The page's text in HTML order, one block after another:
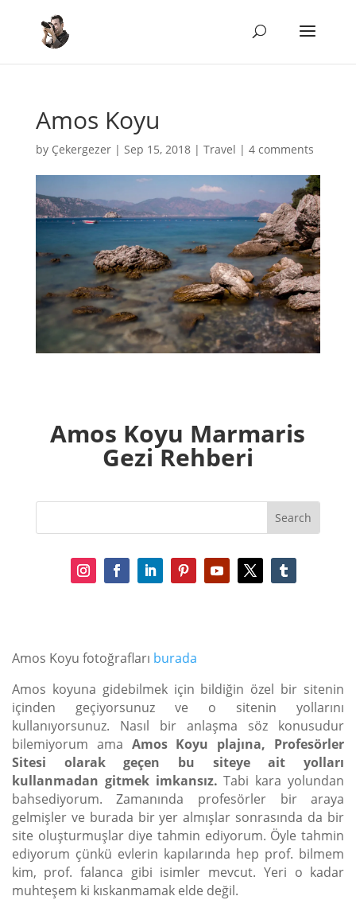
Amos Koyu
by Çekergezer| Sep 15, 2018| Travel | 4 comments
Amos Koyu Marmaris
Gezi Rehberi
Amos Koyu fotoğrafları burada
Amos koyuna gidebilmek için bildiğin özel bir sitenin
içinden geçiyorsunuz ve o sitenin yollarını
kullanıyorsunuz. Nasıl bir anlaşma söz konusudur
bilemiyorum ama Amos Koyu plajına, Profesörler
Sitesi olarak geçen bu siteye ait yolları
kullanmadan gitmek imkansız. Tabi kara yolundan
bahsediyorum. Zamanında profesörler bir araya
gelmişler ve burada bir yer almışlar sonrasında da bir
site oluşturmuşlar diye tahmin ediyorum. Öyle tahmin
ediyorum çünkü evlerin kapılarında hep prof. bilmem
kim, prof. falanca gibi isimler mevcut. Yeri o kadar
muhteşem ki kıskanmamak elde değil.